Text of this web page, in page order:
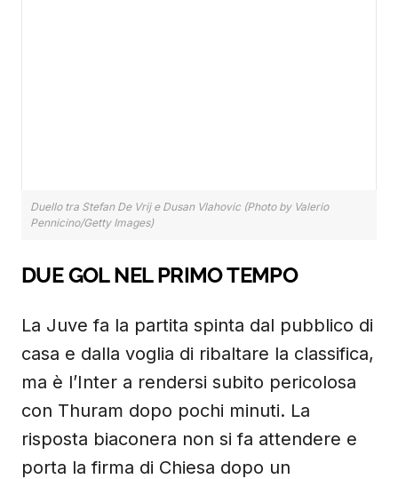
Duello tra Stefan De Vrij e Dusan Vlahovic (Photo by Valerio
Pennicino/Getty Images)
DUE GOL NEL PRIMO TEMPO
La Juve fa la partita spinta dal pubblico di
casa e dalla voglia di ribaltare la classifica,
ma è l’Inter a rendersi subito pericolosa
con Thuram dopo pochi minuti. La
risposta biaconera non si fa attendere e
porta la firma di Chiesa dopo un